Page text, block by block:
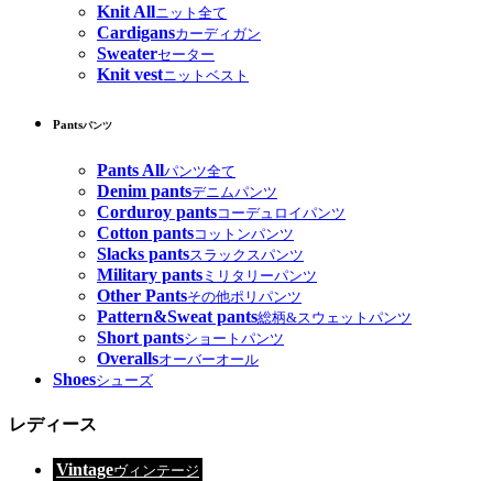
Knit Allニット全て
Cardigansカーディガン
Sweaterセーター
Knit vestニットベスト
Pantsパンツ
Pants Allパンツ全て
Denim pantsデニムパンツ
Corduroy pantsコーデュロイパンツ
Cotton pantsコットンパンツ
Slacks pantsスラックスパンツ
Military pants ミリタリーパンツ
Other Pantsその他ポリパンツ
Pattern&Sweat pants総柄&スウェットパンツ
Short pantsショートパンツ
Overallsオーバーオール
Shoesシューズ
レディース
Vintageヴィンテージ